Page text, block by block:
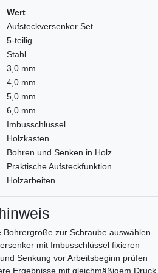
Wert
Aufsteckversenker Set
5-teilig
Stahl
3,0 mm
4,0 mm
5,0 mm
6,0 mm
Imbusschlüssel
Holzkasten
Bohren und Senken in Holz
Praktische Aufsteckfunktion
Holzarbeiten
Bohrergröße zur Schraube auswählen
mit Imbusschlüssel fixieren
Senkung vor Arbeitsbeginn prüfen
Ergebnisse mit gleichmäßigem